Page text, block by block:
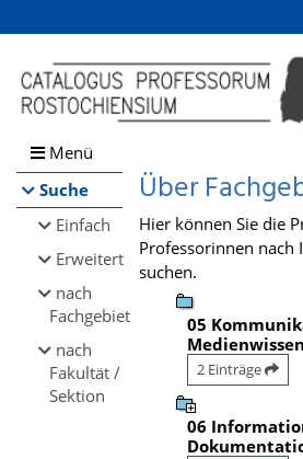
Browsen
direkt zum Inhalt
Menü
Suche
Einfach
Erweitert
nach
Fachgebiet
nach
Fakultät /
Sektion
Über
Hier können Sie die
Professorinnen nach
suchen.
05
2 Einträge
06